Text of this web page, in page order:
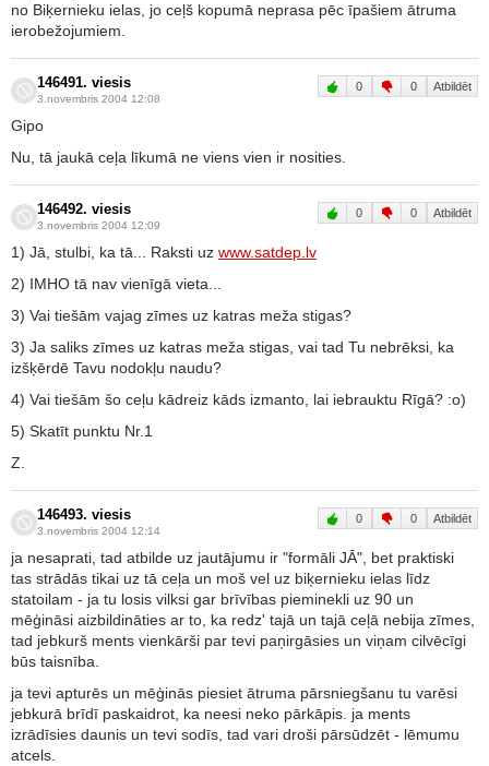
no Biķernieku ielas, jo ceļš kopumā neprasa pēc īpašiem ātruma
ierobežojumiem.
146491. viesis
3.novembris 2004 12:08
0 0 Atbildēt
Gipo
Nu, tā jaukā ceļa līkumā ne viens vien ir nosities.
146492. viesis
3.novembris 2004 12:09
0 0 Atbildēt
1) Jā, stulbi, ka tā... Raksti uz www.satdep.lv
2) IMHO tā nav vienīgā vieta...
3) Vai tiešām vajag zīmes uz katras meža stigas?
3) Ja saliks zīmes uz katras meža stigas, vai tad Tu nebrēksi, ka
izšķērdē Tavu nodokļu naudu?
4) Vai tiešām šo ceļu kādreiz kāds izmanto, lai iebrauktu Rīgā? :o)
5) Skatīt punktu Nr.1
Z.
146493. viesis
3.novembris 2004 12:14
0 0 Atbildēt
ja nesaprati, tad atbilde uz jautājumu ir "formāli JĀ", bet praktiski
tas strādās tikai uz tā ceļa un moš vel uz biķernieku ielas līdz
statoilam - ja tu losis vilksi gar brīvības pieminekli uz 90 un
mēģināsi aizbildināties ar to, ka redz' tajā un tajā ceļā nebija zīmes,
tad jebkurš ments vienkārši par tevi paņirgāsies un viņam cilvēcīgi
būs taisnība.
ja tevi apturēs un mēģinās piesiet ātruma pārsniegšanu tu varēsi
jebkurā brīdī paskaidrot, ka neesi neko pārkāpis. ja ments
izrādīsies daunis un tevi sodīs, tad vari droši pārsūdzēt - lēmumu
atcels.